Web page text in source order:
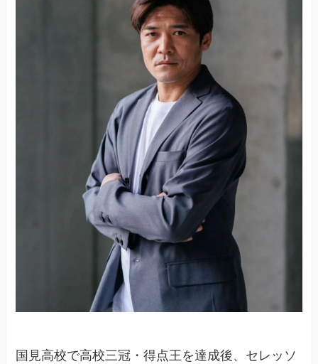
国見高校で高校三冠・得点王を達成後、セレッソ